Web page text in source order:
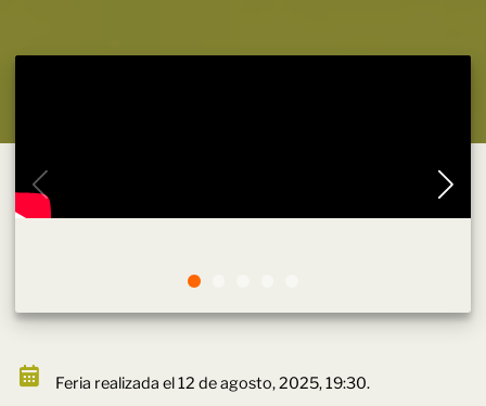
Feria realizada el 12 de agosto, 2025, 19:30.